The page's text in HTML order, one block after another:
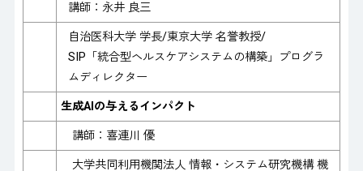
講師：永井 良三
自治医科大学 学長/東京大学 名誉教授/
SIP「統合型ヘルスケアシステムの構築」プログラ
ムディレクター
生成AIの与えるインパクト
講師：喜連川 優
大学共同利用機関法人 情報・システム研究機構 機